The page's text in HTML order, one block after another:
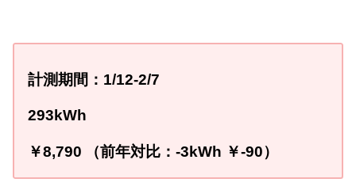
計測期間： 1/12-2/7
293 kWh
￥8,790 （前年対比：-3kWh ￥-90）